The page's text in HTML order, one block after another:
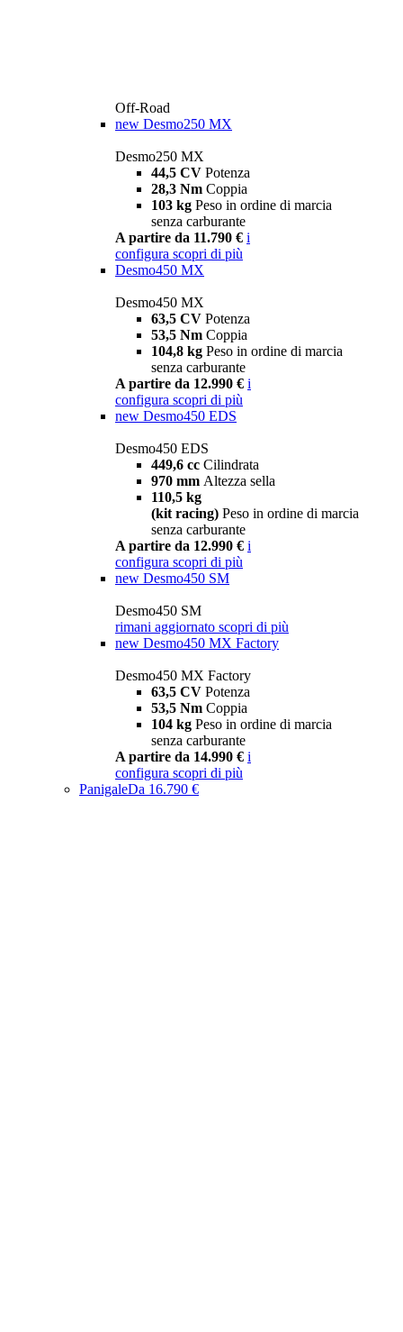
Off-Road
new Desmo250 MX
Desmo250 MX
44,5 CV Potenza
28,3 Nm Coppia
103 kg Peso in ordine di marcia
senza carburante
A partire da 11.790 € i
configura scopri di più
Desmo450 MX
Desmo450 MX
63,5 CV Potenza
53,5 Nm Coppia
104,8 kg Peso in ordine di marcia
senza carburante
A partire da 12.990 € i
configura scopri di più
new Desmo450 EDS
Desmo450 EDS
449,6 cc Cilindrata
970 mm Altezza sella
110,5 kg
(kit racing) Peso in ordine di marcia
senza carburante
A partire da 12.990 € i
configura scopri di più
new Desmo450 SM
Desmo450 SM
rimani aggiornato scopri di più
new Desmo450 MX Factory
Desmo450 MX Factory
63,5 CV Potenza
53,5 Nm Coppia
104 kg Peso in ordine di marcia
senza carburante
A partire da 14.990 € i
configura scopri di più
PanigaleDa 16.790 €